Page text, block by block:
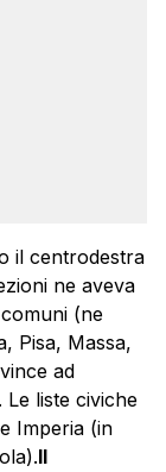
il centrodestra
ne aveva
(ne
Pisa, Massa,
ad
Le liste civiche
Imperia (in
Il